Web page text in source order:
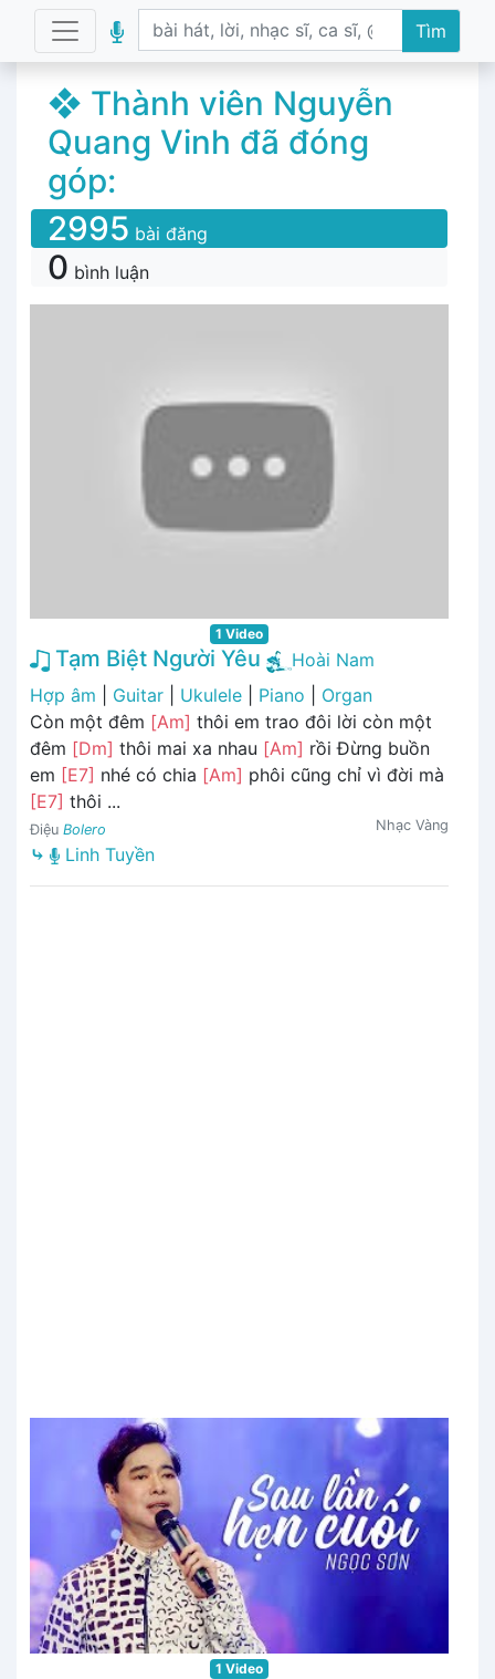
Tìm
❖ Thành viên Nguyễn
Quang Vinh đã đóng
góp:
2995 bài đăng
0 bình luận
1 Video
Tạm Biệt Người Yêu
Hoài Nam
Hợp âm
Guitar Ukulele Piano
Organ
Còn một đêm [Am] thôi em trao đôi lời còn một
đêm [Dm] thôi mai xa nhau [Am] rồi Đừng buồn
em [E7] nhé có chia [Am] phôi cũng chỉ vì đời mà
[E7] thôi ...
Điệu Bolero Nhạc Vàng
⤷ Linh Tuyền
1 Video